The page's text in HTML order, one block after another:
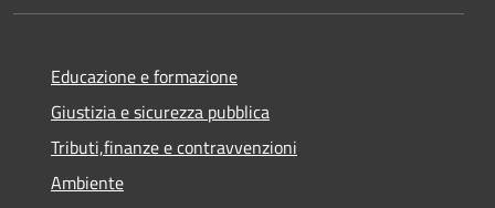
Educazione e formazione
Giustizia e sicurezza pubblica
Tributi,finanze e contravvenzioni
Ambiente